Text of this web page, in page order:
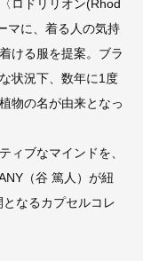
ロドリリオン(Rhod
マに、着る人の気持
ける服を提案。ブラ
状況下、数年に1度
物の名が由来となっ
ィブなマインドを、
（谷 篤人）が紐
なるカプセルコレ